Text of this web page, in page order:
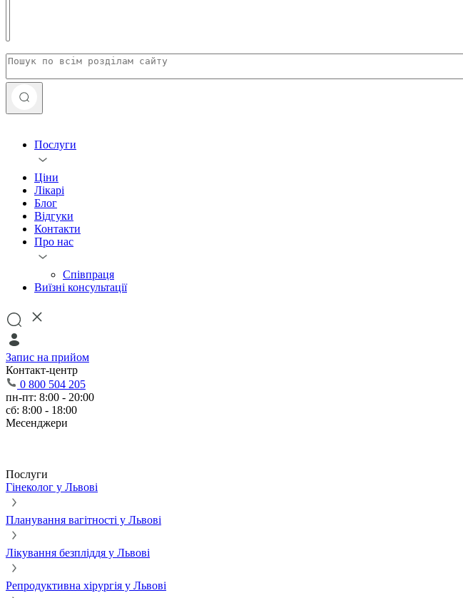
Послуги
Ціни
Лікарі
Блог
Відгуки
Контакти
Про нас
Співпраця
Виїзні консультації
Запис на прийом
Контакт-центр
0 800 504 205
пн-пт: 8:00 - 20:00
сб: 8:00 - 18:00
Месенджери
Послуги
Гінеколог у Львові
Планування вагітності у Львові
Лікування безпліддя у Львові
Репродуктивна хірургія у Львові